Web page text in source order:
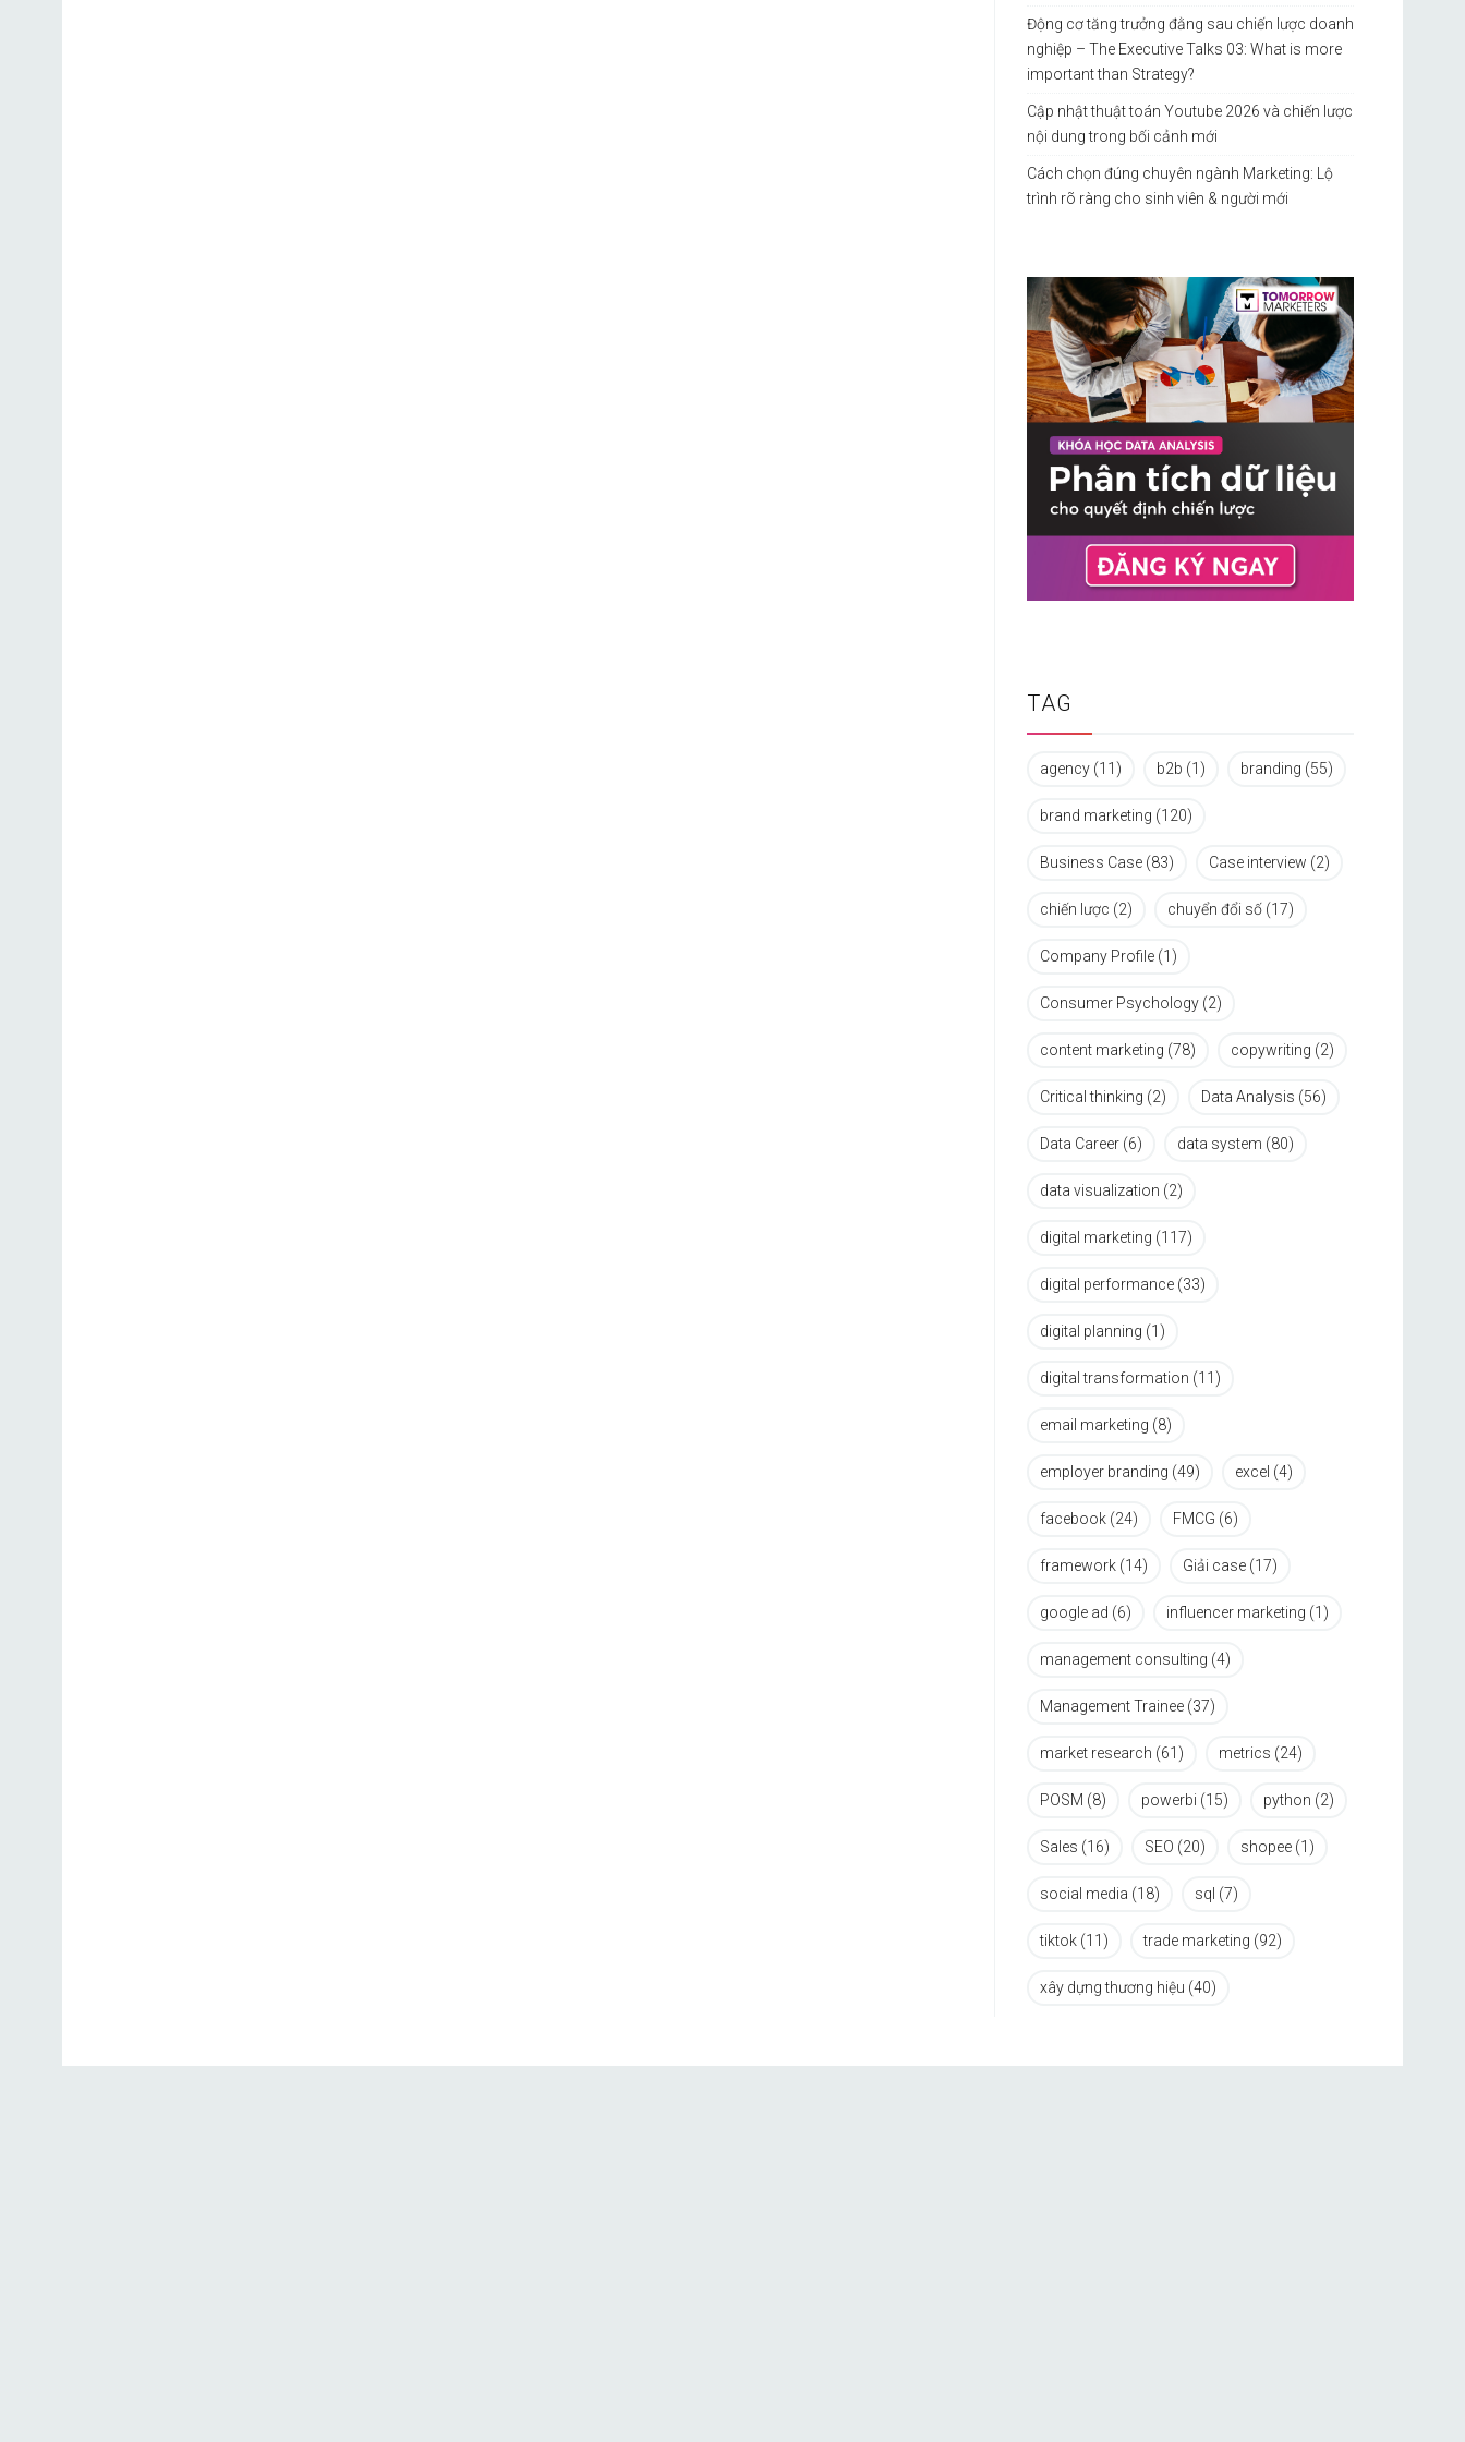
Động cơ tăng trưởng đằng sau chiến lược doanh
nghiệp – The Executive Talks 03: What is more
important than Strategy?
Cập nhật thuật toán Youtube 2026 và chiến lược
nội dung trong bối cảnh mới
Cách chọn đúng chuyên ngành Marketing: Lộ
trình rõ ràng cho sinh viên & người mới
TAG
agency (11) b2b (1) branding (55)
brand marketing (120)
Business Case (83) Case interview (2)
chiến lược (2) chuyển đổi số (17)
Company Profile (1)
Consumer Psychology (2)
content marketing (78) copywriting (2)
Critical thinking (2) Data Analysis (56)
Data Career (6) data system (80)
data visualization (2)
digital marketing (117)
digital performance (33)
digital planning (1)
digital transformation (11)
email marketing (8)
employer branding (49) excel (4)
facebook (24) FMCG (6)
framework (14) Giải case (17)
google ad (6) influencer marketing (1)
management consulting (4)
Management Trainee (37)
market research (61) metrics (24)
POSM (8) powerbi (15) python (2)
Sales (16) SEO (20) shopee (1)
social media (18) sql (7)
tiktok (11) trade marketing (92)
xây dựng thương hiệu (40)